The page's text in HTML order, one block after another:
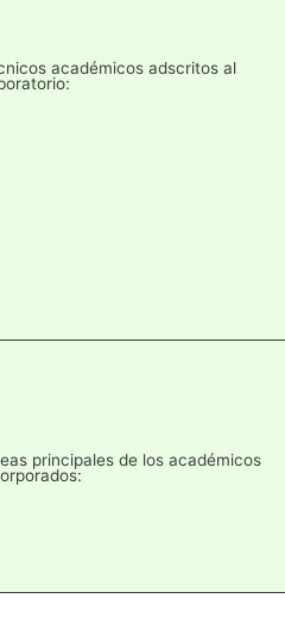
académicos adscritos al
principales de los académicos